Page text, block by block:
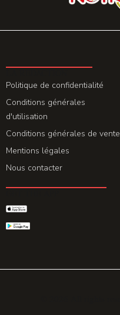
Politique de confidentialité
Conditions générales
d'utilisation
Conditions générales de vente
Mentions légales
Nous contacter